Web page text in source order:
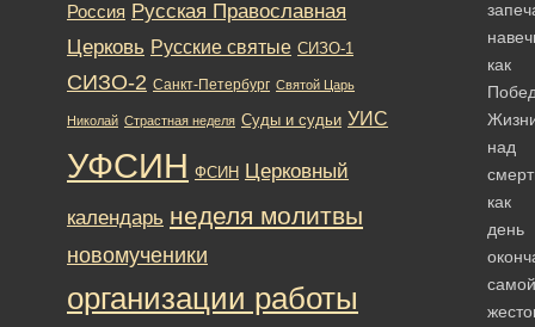
как
над
как
день
самой
Россия Русская Православная
Церковь Русские святые СИЗО-1
СИЗО-2 Санкт-Петербург Святой Царь
Николай Страстная неделя Суды и судьи УИС
УФСИН ФСИН Церковный
календарь неделя молитвы
новомученики
организации работы